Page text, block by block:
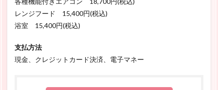
レンジフード 15,400円(税込)
浴室 15,400円(税込)
支払方法
現金、クレジットカード決済、電子マネー